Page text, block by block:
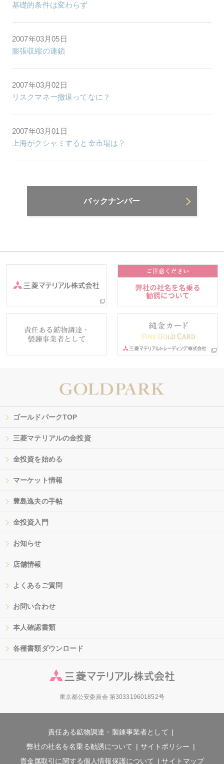
基礎的条件は変わらず
2007年03月05日
膨張収縮の連鎖
2007年03月02日
リスクマネー撤退ってなに？
2007年03月01日
上海がクシャミすると金市場は？
バックナンバー
ゴールドパークTOP
三菱マテリアルの金投資
金投資を始める
マーケット情報
豊島逸夫の手帖
金投資入門
お知らせ
店舗情報
よくあるご質問
お問い合わせ
本人確認書類
各種書類ダウンロード
東京都公安委員会 第303319601852号
責任ある鉱物調達・製錬事業者として
弊社の社名を名乗る勧誘について
サイトポリシー
貴金属取引に関する個人情報保護について
サイトマップ